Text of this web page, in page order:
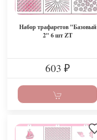
Набор трафаретов "Базовый
2" 6 шт ZT
603 ₽